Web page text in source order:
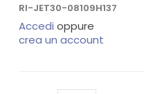
RI-JET30-08109H137
Accedi oppure
crea un account